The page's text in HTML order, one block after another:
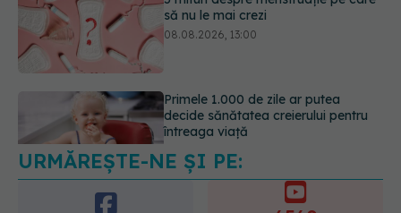
Primele 1.000 de zile ar putea
întreaga viață
Trucul simplu care face pepenele
verde mult mai ușor de tăiat
URMĂREȘTE-NE ȘI PE:
URMĂRITORI